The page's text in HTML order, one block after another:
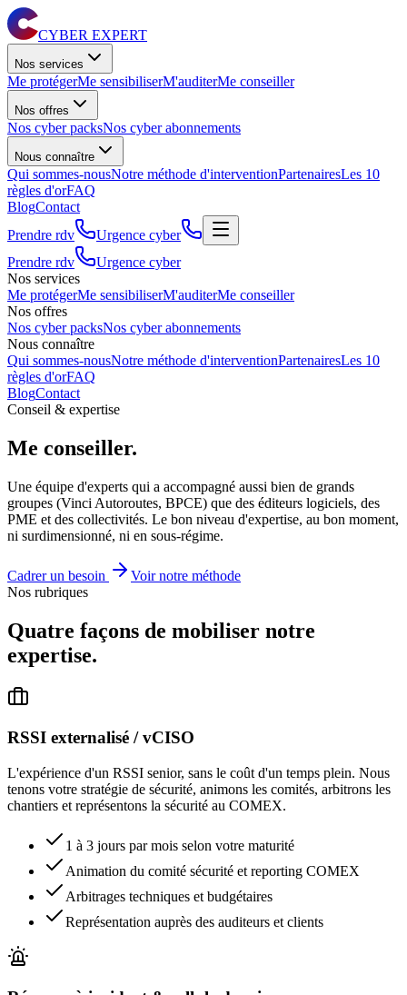
CYBER EXPERT
Nos services
Me protégerMe sensibiliserM'auditerMe conseiller
Nos offres
Nos cyber packsNos cyber abonnements
Nous connaître
Qui sommes-nousNotre méthode d'interventionPartenairesLes 10
règles d'orFAQ
BlogContact
Prendre rdv
Urgence cyber
Prendre rdv
Urgence cyber
Nos services
Me protégerMe sensibiliserM'auditerMe conseiller
Nos offres
Nos cyber packsNos cyber abonnements
Nous connaître
Qui sommes-nousNotre méthode d'interventionPartenairesLes 10
règles d'orFAQ
BlogContact
Conseil & expertise
Me conseiller.
Une équipe d'experts qui a accompagné aussi bien de grands
groupes (Vinci Autoroutes, BPCE) que des éditeurs logiciels, des
PME et des collectivités. Le bon niveau d'expertise, au bon moment,
ni surdimensionné, ni en sous-régime.
Cadrer un besoin
Voir notre méthode
Nos rubriques
Quatre façons de mobiliser notre
expertise.
RSSI externalisé / vCISO
L'expérience d'un RSSI senior, sans le coût d'un temps plein. Nous
tenons votre stratégie de sécurité, animons les comités, arbitrons les
chantiers et représentons la sécurité au COMEX.
1 à 3 jours par mois selon votre maturité
Animation du comité sécurité et reporting COMEX
Arbitrages techniques et budgétaires
Représentation auprès des auditeurs et clients